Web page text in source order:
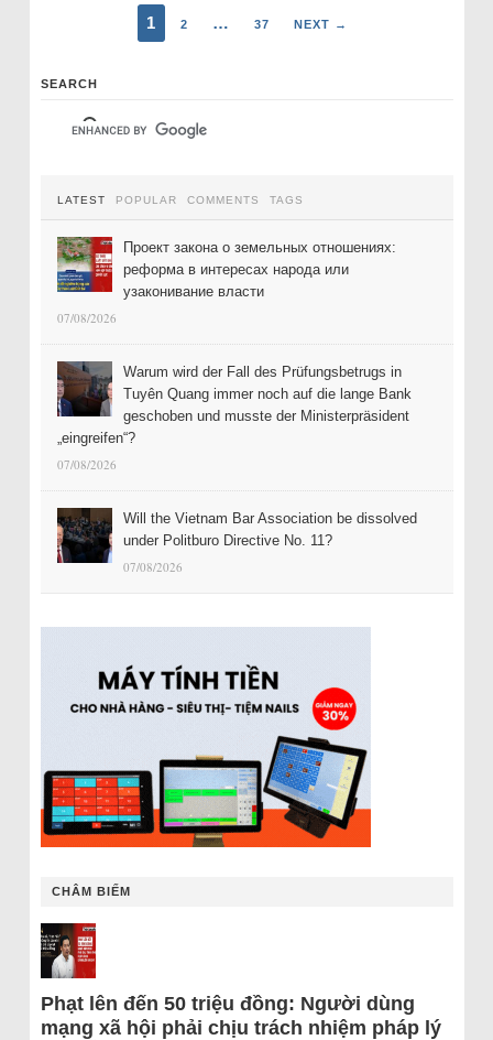
1 2 … 37 NEXT →
SEARCH
LATEST POPULAR COMMENTS TAGS
Проект закона о земельных отношениях:
реформа в интересах народа или
узаконивание власти
07/08/2026
Warum wird der Fall des Prüfungsbetrugs in
Tuyên Quang immer noch auf die lange Bank
geschoben und musste der Ministerpräsident
„eingreifen“?
07/08/2026
Will the Vietnam Bar Association be dissolved
under Politburo Directive No. 11?
07/08/2026
CHÂM BIẾM
Phạt lên đến 50 triệu đồng: Người dùng
mạng xã hội phải chịu trách nhiệm pháp lý